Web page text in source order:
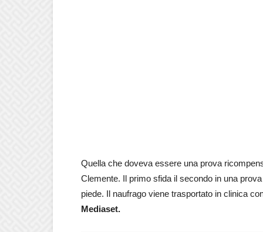
Quella che doveva essere una prova
Clemente. Il primo sfida il secondo in una
piede. Il naufrago viene trasportato in clinica
Mediaset.